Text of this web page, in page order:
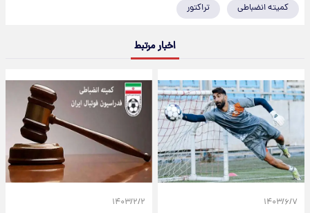
کمیته انضباطی تراکتور
اخبار مرتبط
۱۴۰۳/۶/۷ ۱۴۰۳/۲/۲